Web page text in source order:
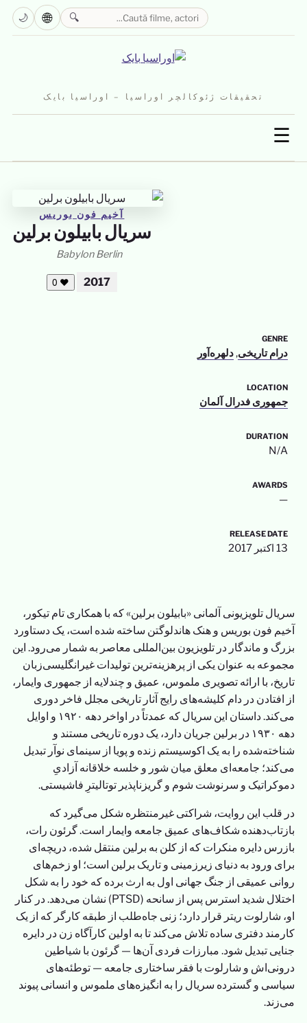
تحقیقات ژئوکالچر اوراسیا – اوراسیا بایک
☰
🔍
🌐
🌙
آخیم فون بوریس
سریال بابیلون برلین
Babylon Berlin
2017
❤
0
GENRE
درام تاریخی,دلهره‌آور
LOCATION
جمهوری فدرال آلمان
DURATION
N/A
AWARDS
—
RELEASE DATE
13 اکتبر 2017
سریال تلویزیونی آلمانی «بابیلون برلین» که با همکاری تام تیکور،
آخیم فون بوریس و هنک هاندلوگتن ساخته شده است، یک دستاورد
بزرگ و ماندگار در تلویزیون بین‌المللی معاصر به شمار می‌رود. این
مجموعه به عنوان یکی از پرهزینه‌ترین تولیدات غیرانگلیسی‌زبان
تاریخ، با ارائه تصویری ملموس، عمیق و چندلایه از جمهوری وایمار،
از افتادن در دام کلیشه‌های رایج آثار تاریخی مجلل فاخر دوری
می‌کند. داستان این سریال که عمدتاً در اواخر دهه ۱۹۲۰ و اوایل
دهه ۱۹۳۰ در برلین جریان دارد، یک دوره تاریخی مستند و
شناخته‌شده را به یک اکوسیستم زنده و پویا از سینمای نوآر تبدیل
می‌کند؛ جامعه‌ای معلق میان شور و خلسه خلاقانه آزادیِ
دموکراتیک و سرنوشت شوم و گریزناپذیر توتالیترِ فاشیستی.
در قلب این روایت، شراکتی غیرمنتظره شکل می‌گیرد که
بازتاب‌دهنده شکاف‌های عمیق جامعه وایمار است. گرئون رات،
بازرس دایره منکرات که از کلن به برلین منتقل شده، دریچه‌ای
برای ورود به دنیای زیرزمینی و تاریک برلین است؛ او زخم‌های
روانی عمیقی از جنگ جهانی اول به ارث برده که خود را به شکل
اختلال شدید استرس پس از سانحه (PTSD) نشان می‌دهد. در کنار
او، شارلوت ریتر قرار دارد؛ زنی جاه‌طلب از طبقه کارگر که از یک
کارمند دفتری ساده تلاش می‌کند تا به اولین کارآگاه زن در دایره
جنایی تبدیل شود. مبارزات فردی آن‌ها — گرئون با شیاطین
درونی‌اش و شارلوت با فقر ساختاری جامعه — توطئه‌های
سیاسی و گسترده سریال را به انگیزه‌های ملموس و انسانی پیوند
می‌زند.